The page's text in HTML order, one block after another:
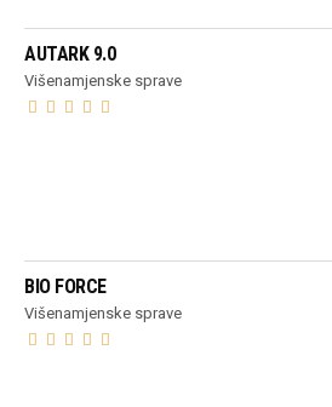
AUTARK 9.0
Višenamjenske sprave
BIO FORCE
Višenamjenske sprave